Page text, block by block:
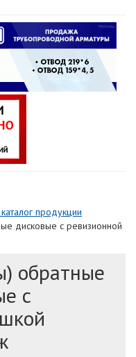
продукции
дисковые с ревизионной
обратные
с